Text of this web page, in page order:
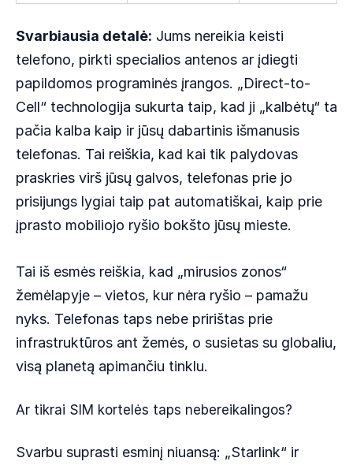
Svarbiausia detalė: Jums nereikia keisti
telefono, pirkti specialios antenos ar įdiegti
papildomos programinės įrangos. „Direct-to-
Cell“ technologija sukurta taip, kad ji „kalbėtų“ ta
pačia kalba kaip ir jūsų dabartinis išmanusis
telefonas. Tai reiškia, kad kai tik palydovas
praskries virš jūsų galvos, telefonas prie jo
prisijungs lygiai taip pat automatiškai, kaip prie
įprasto mobiliojo ryšio bokšto jūsų mieste.
Tai iš esmės reiškia, kad „mirusios zonos“
žemėlapyje – vietos, kur nėra ryšio – pamažu
nyks. Telefonas taps nebe pririštas prie
infrastruktūros ant žemės, o susietas su globaliu,
visą planetą apimančiu tinklu.
Ar tikrai SIM kortelės taps nebereikalingos?
Svarbu suprasti esminį niuansą: „Starlink“ ir